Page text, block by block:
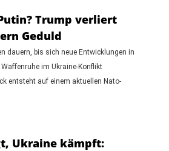
Trump verliert
Geduld
dauern, bis sich neue Entwicklungen in
im Ukraine-Konflikt
entsteht auf einem aktuellen Nato-
Ukraine kämpft: